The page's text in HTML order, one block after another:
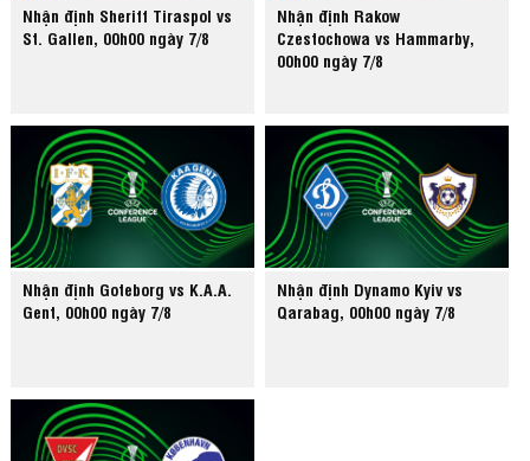
Nhận định Sheriff Tiraspol vs
St. Gallen, 00h00 ngày 7/8
Nhận định Rakow
Czestochowa vs Hammarby,
00h00 ngày 7/8
Nhận định Goteborg vs K.A.A.
Gent, 00h00 ngày 7/8
Nhận định Dynamo Kyiv vs
Qarabag, 00h00 ngày 7/8